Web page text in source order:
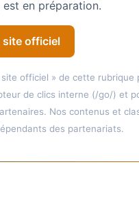
est en préparation.
site officiel
site officiel » de cette rubrique
de clics interne (/go/) et
Nos contenus et
des partenariats.